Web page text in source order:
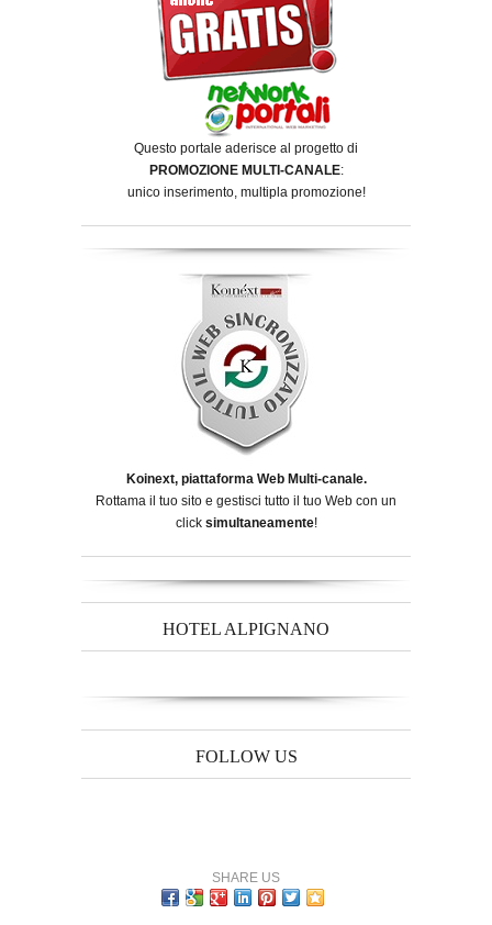
Questo portale aderisce al progetto di
PROMOZIONE MULTI-CANALE:
unico inserimento, multipla promozione!
Koinext, piattaforma Web Multi-canale.
Rottama il tuo sito e gestisci tutto il tuo Web con un
click simultaneamente!
HOTEL ALPIGNANO
FOLLOW US
SHARE US